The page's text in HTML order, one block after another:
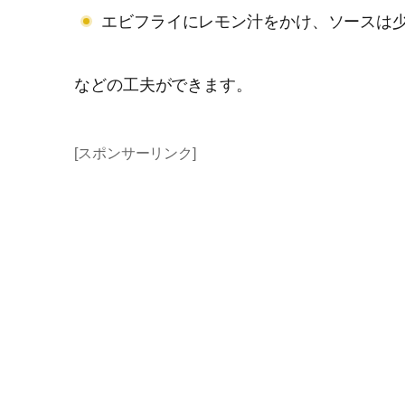
エビフライにレモン汁をかけ、ソースは
などの工夫ができます。
[スポンサーリンク]